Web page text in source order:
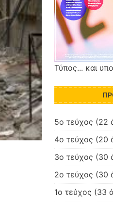
Τύπος... και
5ο τεύχος (22
4ο τεύχος (20
3ο τεύχος (30
2ο τεύχος (30
1ο τεύχος (33